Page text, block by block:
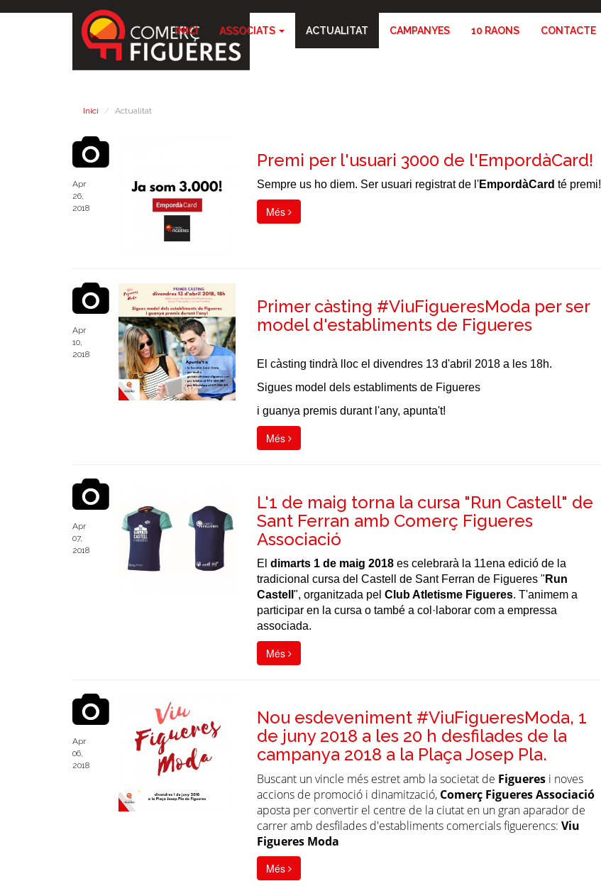
INICI ASSOCIATS ACTUALITAT CAMPANYES 10 RAONS CONTACTE
Inici Actualitat
Apr
26,
2018
Premi per l'usuari 3000 de l'EmpordàCard!
Sempre us ho diem. Ser usuari registrat de l'EmpordàCard té premi!
Més
Apr
10,
2018
Primer càsting #ViuFigueresModa per ser
model d'establiments de Figueres
El càsting tindrà lloc el divendres 13 d'abril 2018 a les 18h.
Sigues model dels establiments de Figueres
i guanya premis durant l'any, apunta't!
Més
Apr
07,
2018
L'1 de maig torna la cursa "Run Castell" de
Sant Ferran amb Comerç Figueres
Associació
El dimarts 1 de maig 2018es celebrarà la 11ena edició de la
tradicional cursa del Castell de Sant Ferran de Figueres " Run
Castell ", organitzada pel Club Atletisme Figueres. T'animem a
participar en la cursa o també a col·laborar com a empressa
associada.
Més
Apr
06,
2018
Nou esdeveniment #ViuFigueresModa, 1
de juny 2018 a les 20 h desfilades de la
campanya 2018 a la Plaça Josep Pla.
Buscant un vincle més estret amb la societat de Figueresi noves
accions de promoció i dinamització, Comerç Figueres Associació
aposta per convertir el centre de la ciutat en un gran aparador de
carrer amb desfilades d'establiments comercials figuerencs: Viu
Figueres Moda
Més